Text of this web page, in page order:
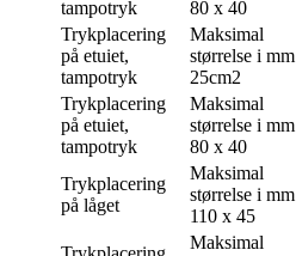
tampotryk
80 x 40
Trykplacering
på etuiet,
tampotryk
Maksimal
størrelse i mm
25cm2
Trykplacering
på etuiet,
tampotryk
Maksimal
størrelse i mm
80 x 40
Trykplacering
på låget
Maksimal
størrelse i mm
110 x 45
Maksimal